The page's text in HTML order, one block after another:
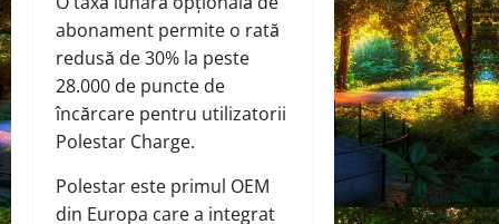
abonament permite o rată
redusă de 30% la peste
28.000 de puncte de
încărcare pentru utilizatorii
Polestar Charge.
Polestar este primul OEM
din Europa care a integrat